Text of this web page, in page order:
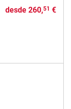
desde 260,51 €